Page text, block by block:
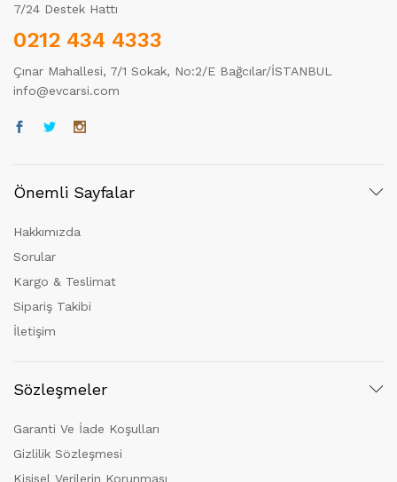
7/24 Destek Hattı
0212 434 4333
Çınar Mahallesi, 7/1 Sokak, No:2/E Bağcılar/İSTANBUL
info@evcarsi.com
Önemli Sayfalar
Hakkımızda
Sorular
Kargo & Teslimat
Sipariş Takibi
İletişim
Sözleşmeler
Garanti Ve İade Koşulları
Gizlilik Sözleşmesi
Kişisel Verilerin Korunması